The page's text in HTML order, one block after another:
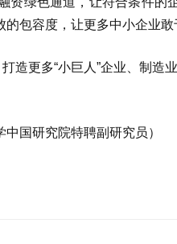
包容度，让更多中小企业敢
造更多“小巨人”企业、制造
国研究院特聘副研究员）